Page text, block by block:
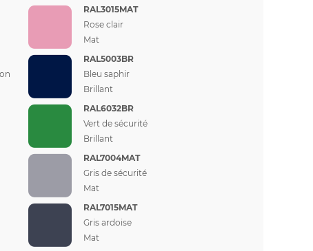
RAL3015MAT
Rose clair
Mat
RAL5003BR
Bleu saphir
Brillant
RAL6032BR
Vert de sécurité
Brillant
RAL7004MAT
Gris de sécurité
Mat
RAL7015MAT
Gris ardoise
Mat